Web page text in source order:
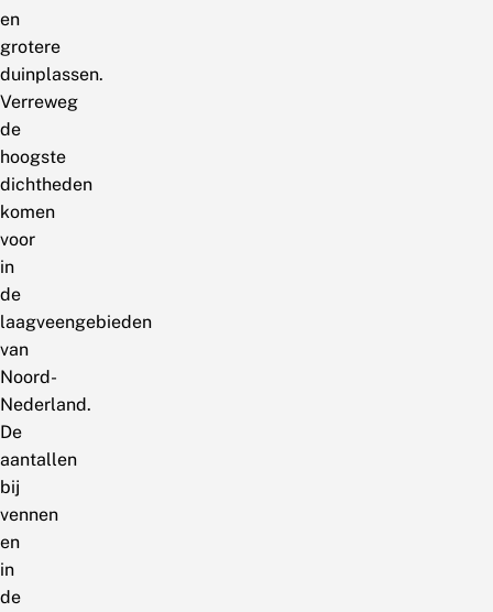
en
grotere
duinplassen.
Verreweg
de
hoogste
dichtheden
komen
voor
in
de
laagveengebieden
van
Noord-
Nederland.
De
aantallen
bij
vennen
en
in
de